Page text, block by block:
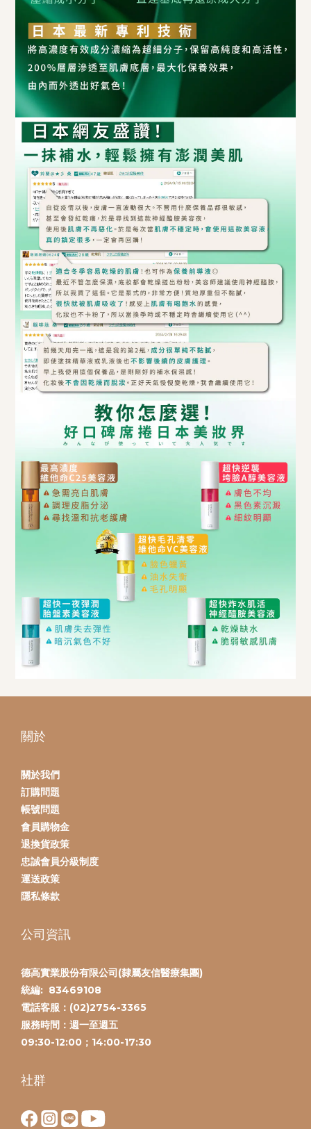
關於
關於我們
訂購問題
帳號問題
會員購物金
退換貨政策
忠誠會員分級制度
運送政策
隱私條款
公司資訊
德高實業股份有限公司(隸屬友信醫療集團)
統編: 83469108
電話客服：(02)2754-3365
服務時間： 週一至週五
09:30-12:00；14:00-17:30
社群